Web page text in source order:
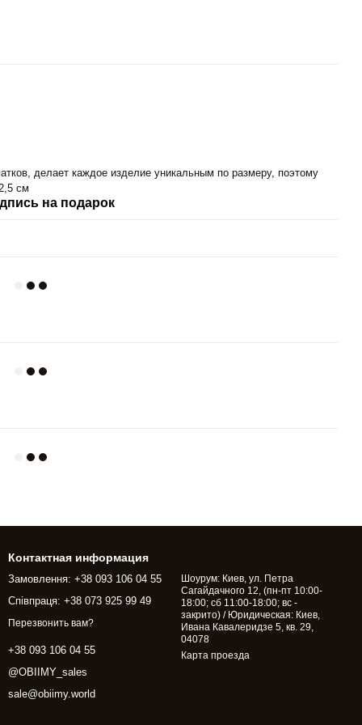
делает каждое изделие уникальным по размеру, поэтому
см
на подарок
Контактная информация
Замовлення: +38 093 106 04 55
Співпраця: +38 073 925 99 49
Перезвонить вам?
+38 093 106 04 55
@OBIIMY_sales
sale@obiimy.world
Шоурум: Киев, ул. Петра
Сагайдачного 12, (пн-пт 10:00-
18:00; сб 11:00-18:00; вс -
закрито) / Юридическая: Киев,
Ивана Кавалеридзе 5, кв. 29,
04078
Карта проезда